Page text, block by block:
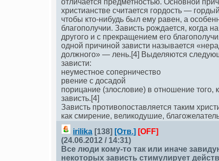
отличается предметностью. Основной
христианстве считается гордость —
чтобы кто-нибудь был ему равен, а
благополучии. Зависть рождается, когда
другого и с прекращением его
одной причиной зависти называется
должного» — лень.[4] Выделяются
зависти:
неуместное соперничество
рвение с досадой
порицание (злословие) в отношение того,
зависть.[4]
Зависть противопоставляется таким
как смирение, великодушие,
irilika [138] [Отв.] [OFF]
(24.06.2012 / 14:31)
Все люди кому-то так или иначе
некоторых зависть стимулирует